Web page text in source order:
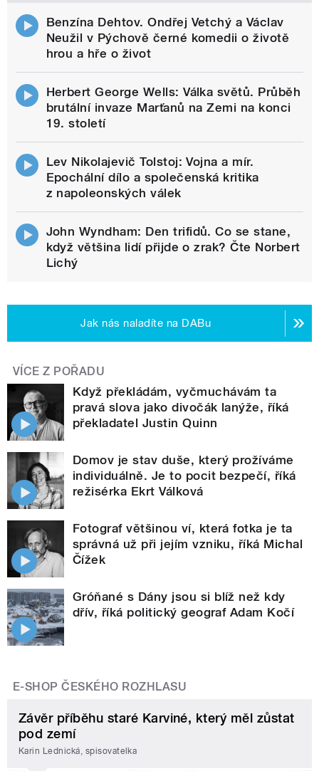
Benzína Dehtov. Ondřej Vetchý a Václav
Neužil v Pýchově černé komedii o životě
hrou a hře o život
Herbert George Wells: Válka světů. Průběh
brutální invaze Marťanů na Zemi na konci
19. století
Lev Nikolajevič Tolstoj: Vojna a mír.
Epochální dílo a společenská kritika
z napoleonských válek
John Wyndham: Den trifidů. Co se stane,
když většina lidí přijde o zrak? Čte Norbert
Lichý
Jak nás naladíte na DABu
VÍCE Z POŘADU
Když překládám, vyčmuchávám ta
pravá slova jako divočák lanýže, říká
překladatel Justin Quinn
Domov je stav duše, který prožíváme
individuálně. Je to pocit bezpečí, říká
režisérka Ekrt Válková
Fotograf většinou ví, která fotka je ta
správná už při jejím vzniku, říká Michal
Čížek
Gróňané s Dány jsou si blíž než kdy
dřív, říká politický geograf Adam Kočí
E-SHOP ČESKÉHO ROZHLASU
Závěr příběhu staré Karviné, který měl zůstat
pod zemí
Karin Lednická, spisovatelka